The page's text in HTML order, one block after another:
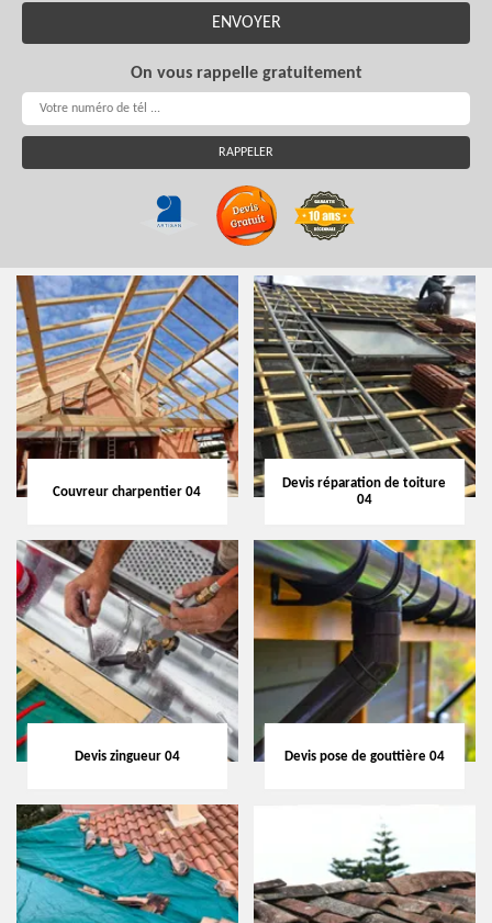
On vous rappelle gratuitement
Couvreur charpentier 04
Devis réparation de toiture
04
Devis zingueur 04 Devis pose de gouttière 04